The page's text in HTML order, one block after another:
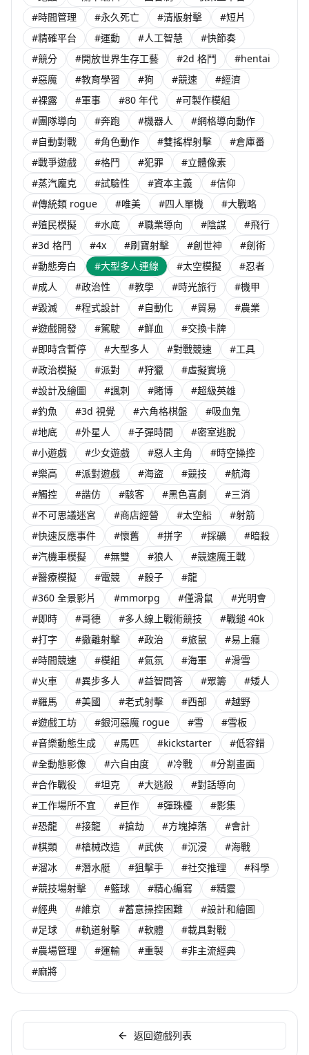
#時間管理
#永久死亡 #清版射擊
#短片
#精確平台
#運動 #人工智慧
#快節奏
#競分
#開放世界生存工藝 #2d 格鬥
#hentai
#惡魔
#教育學習 #狗 #競速
#經濟
#裸露
#軍事 #80 年代
#可製作模組
#團隊導向
#奔跑 #機器人
#網格導向動作
#自動對戰
#角色動作 #雙搖桿射擊
#倉庫番
#戰爭遊戲
#格鬥 #犯罪
#立體像素
#蒸汽龐克
#試驗性 #資本主義
#信仰
#傳統類 rogue
#唯美 #四人單機
#大戰略
#殖民模擬
#水底 #職業導向 #陰謀
#飛行
#3d 格鬥
#4x #刷寶射擊 #創世神
#劍術
#動態旁白
#大型多人連線 #太空模擬
#忍者
#成人
#政治性 #教學 #時光旅行
#機甲
#毀滅
#程式設計 #自動化 #貿易
#農業
#遊戲開發
#駕駛 #鮮血
#交換卡牌
#即時含暫停
#大型多人 #對戰競速
#工具
#政治模擬
#派對 #狩獵
#虛擬實境
#設計及繪圖
#諷刺 #賭博
#超級英雄
#釣魚
#3d 視覺 #六角格棋盤
#吸血鬼
#地底
#外星人 #子彈時間
#密室逃脫
#小遊戲
#少女遊戲 #惡人主角
#時空操控
#樂高
#派對遊戲 #海盜 #競技
#航海
#觸控
#諧仿 #駭客 #黑色喜劇
#三消
#不可思議迷宮
#商店經營 #太空船
#射箭
#快速反應事件
#懷舊 #拼字 #採礦
#暗殺
#汽機車模擬
#無雙 #狼人
#競速魔王戰
#醫療模擬
#電競 #骰子
#龍
#360 全景影片
#mmorpg #僅滑鼠
#光明會
#即時
#哥德 #多人線上戰術競技
#戰鎚 40k
#打字
#撤離射擊 #政治 #旅鼠
#易上癮
#時間競速
#模組 #氣氛 #海軍
#滑雪
#火車
#異步多人 #益智問答 #眾籌
#矮人
#羅馬
#美國 #老式射擊 #西部
#越野
#遊戲工坊
#銀河惡魔 rogue #雪
#雪板
#音樂動態生成
#馬匹 #kickstarter
#低容錯
#全動態影像
#六自由度 #冷戰
#分割畫面
#合作戰役
#坦克 #大逃殺
#對話導向
#工作場所不宜
#巨作 #彈珠檯
#影集
#恐龍
#接龍 #搶劫 #方塊掉落
#會計
#棋類
#槍械改造 #武俠 #沉浸
#海戰
#溜冰
#潛水艇 #狙擊手 #社交推理
#科學
#競技場射擊
#籃球 #精心編寫
#精靈
#經典
#維京 #蓄意操控困難
#設計和繪圖
#足球
#軌道射擊 #軟體
#載具對戰
#農場管理
#運輸 #重製
#非主流經典
#麻將
返回遊戲列表